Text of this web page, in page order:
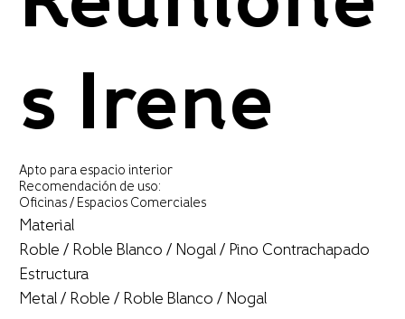
s Irene
Apto para espacio interior
Recomendación de uso:
Oficinas / Espacios Comerciales
Material
Roble / Roble Blanco / Nogal / Pino Contrachapado
Estructura
Metal / Roble / Roble Blanco / Nogal